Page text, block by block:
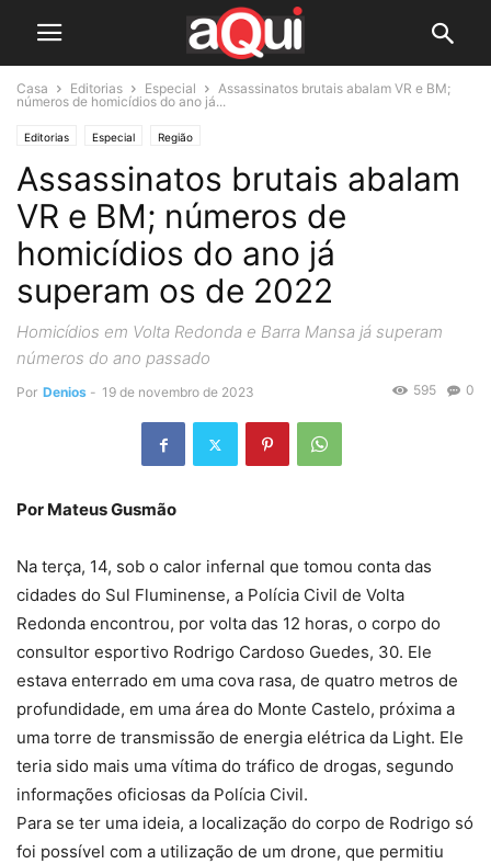
Casa Editorias Especial
Assassinatos brutais abalam VR e BM;
números de homicídios do ano já...
Editorias Especial Região
Assassinatos brutais abalam
VR e BM; números de
homicídios do ano já
superam os de 2022
Homicídios em Volta Redonda e Barra Mansa já superam
números do ano passado
Por Denios - 19 de novembro de 2023 0
595
Por Mateus Gusmão
Na terça, 14, sob o calor infernal que tomou conta das
cidades do Sul Fluminense, a Polícia Civil de Volta
Redonda encontrou, por volta das 12 horas, o corpo do
consultor esportivo Rodrigo Cardoso Guedes, 30. Ele
estava enterrado em uma cova rasa, de quatro metros de
profundidade, em uma área do Monte Castelo, próxima a
uma torre de transmissão de energia elétrica da Light. Ele
teria sido mais uma vítima do tráfico de drogas, segundo
informações oficiosas da Polícia Civil.
Para se ter uma ideia, a localização do corpo de Rodrigo só
foi possível com a utilização de um drone, que permitiu